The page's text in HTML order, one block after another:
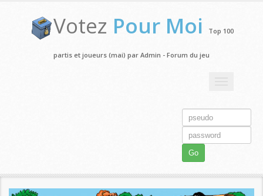
Votez Pour Moi Top 100
partis et joueurs (mai) par Admin - Forum du jeu
Go